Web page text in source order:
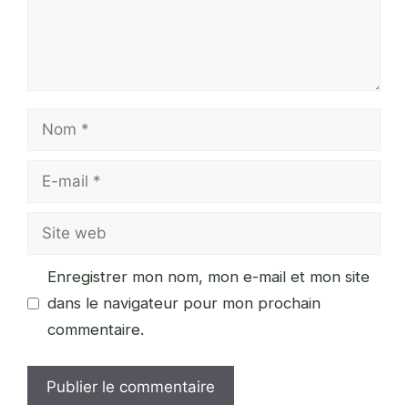
Nom
Site
Enregistrer mon nom, mon e-mail et mon site
dans le navigateur pour mon prochain
commentaire.